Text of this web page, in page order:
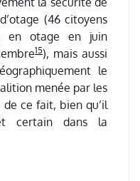
(46 citoyens
en otage en juin
15), mais aussi
le
menée par les
ce fait, bien qu’il
certain dans la